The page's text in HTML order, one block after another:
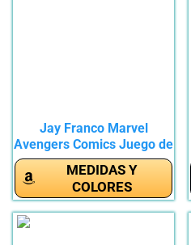
Jay Franco Marvel
Avengers Comics Juego de
Funda...
MEDIDAS Y
COLORES